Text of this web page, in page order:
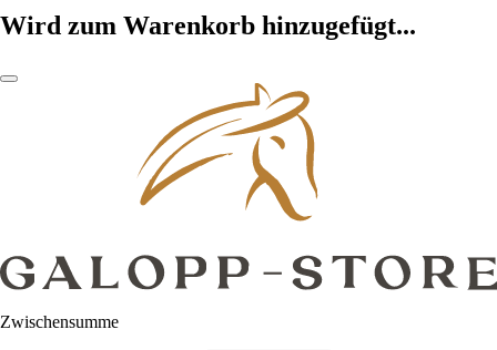
Wird zum Warenkorb hinzugefügt...
Zwischensumme